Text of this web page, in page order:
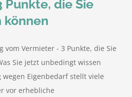
Impressum
Punkte, die Sie
vom Vermieter - 3 Punkte, die Sie
Sie jetzt unbedingt wissen
Eigenbedarf stellt viele
vor erhebliche